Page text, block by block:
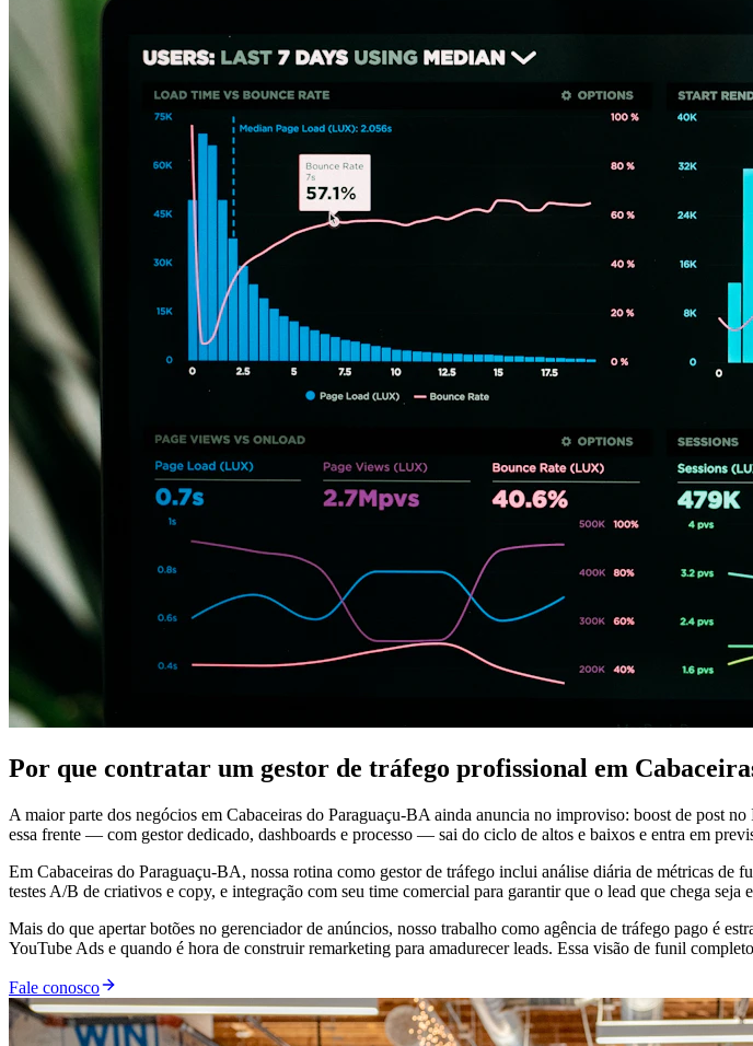
Por que contratar um gestor de tráfego profissional em
A maior parte dos negócios em Cabaceiras do Paraguaçu-BA ainda anuncia no improviso: boost de post
essa frente — com gestor dedicado, dashboards e processo — sai do ciclo de altos e baixos e entra em
Em Cabaceiras do Paraguaçu-BA, nossa rotina como gestor de tráfego inclui análise diária de métricas de
testes A/B de criativos e copy, e integração com seu time comercial para garantir que o lead que chega
Mais do que apertar botões no gerenciador de anúncios, nosso trabalho como agência de tráfego pago é
YouTube Ads e quando é hora de construir remarketing para amadurecer leads. Essa visão de funil
Fale conosco